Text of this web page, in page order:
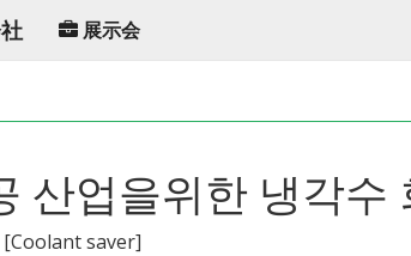
展示会
산업을위한 냉각수
[Coolant saver]